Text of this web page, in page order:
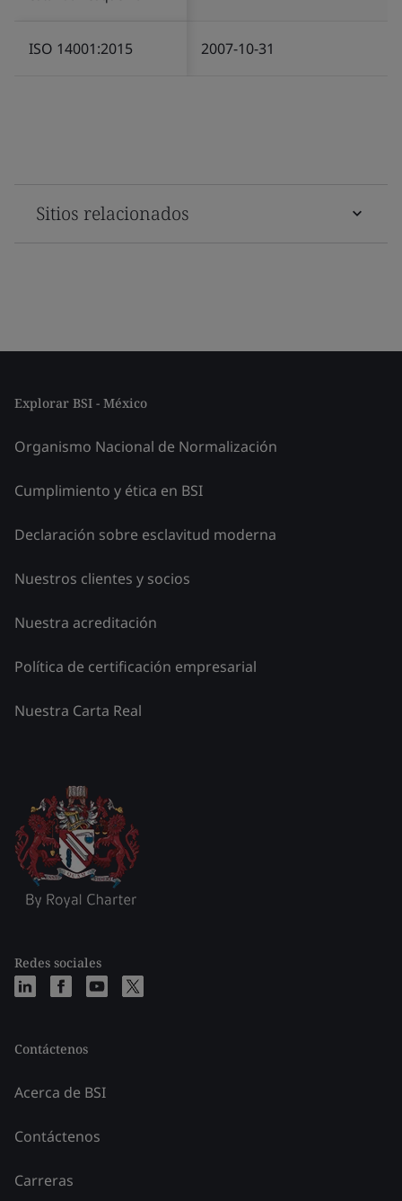
ISO 14001:2015 2007-10-31
Sitios relacionados
Explorar BSI - México
Organismo Nacional de Normalización
Cumplimiento y ética en BSI
Declaración sobre esclavitud moderna
Nuestros clientes y socios
Nuestra acreditación
Política de certificación empresarial
Nuestra Carta Real
Redes sociales
Contáctenos
Acerca de BSI
Contáctenos
Carreras